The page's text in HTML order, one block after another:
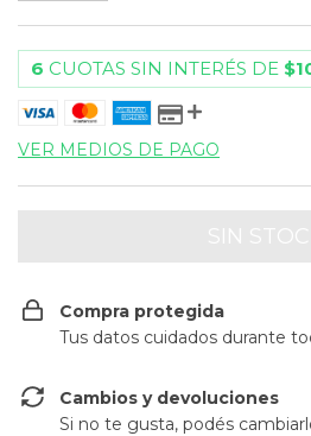
6 CUOTAS SIN INTERÉS DE
VER MEDIOS DE PAGO
Compra protegida
Tus datos cuidados durante
Cambios y devoluciones
Si no te gusta, podés